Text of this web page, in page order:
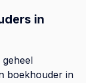
in
boekhouder in